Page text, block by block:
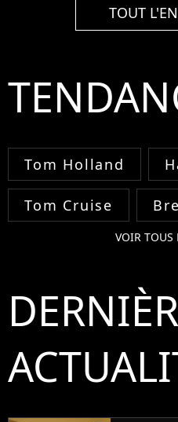
TOUT
Tom Holland
Tom Cruise
VOIR TOUS